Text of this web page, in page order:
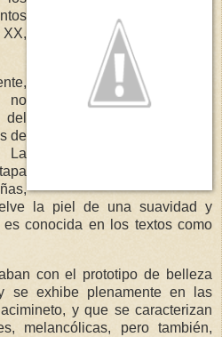
no
de
La
la piel de una suavidad y
conocida en los textos como
con el prototipo de belleza
se exhibe plenamente en las
y que se caracterizan
melancólicas, pero también,